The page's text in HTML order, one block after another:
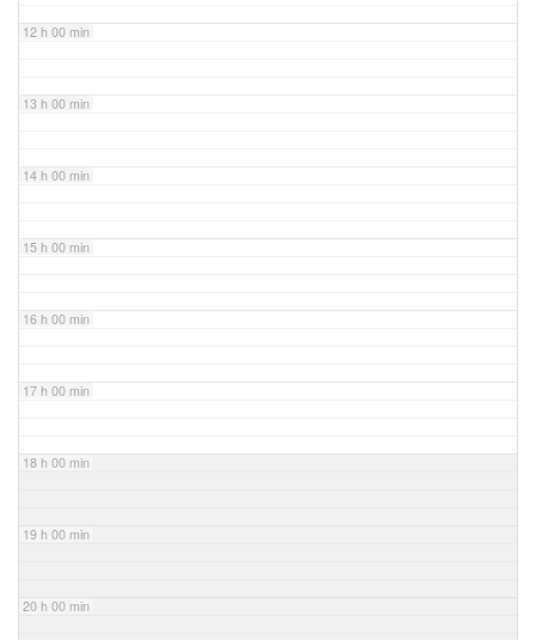
12 h 00 min
13 h 00 min
14 h 00 min
15 h 00 min
16 h 00 min
17 h 00 min
18 h 00 min
19 h 00 min
20 h 00 min